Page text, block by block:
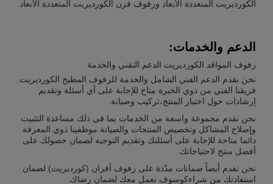
الكورديريت المتعددة الأبعاد ورفوف فرن الكورديريت المتعددة الأبعاد.
الدعم والخدمات:
رفوف المواقد الكورديريت الدعم التقني والخدمة
نحن نقدم الدعم الفني الشامل والخدمة للرفوف المطبخ الكورديريت.
فريقنا الفني من ذوي الخبرة متاح للإجابة على أي أسئلة وتقديم
إرشادات حول اختيار المنتج،تركيب وصيانة.
نحن نقدم مجموعة واسعة من الخدمات بما في ذلك مساعدة التثبيت
وإصلاح المشاكل وتخصيص المنتجات والصيانة.موظفينا ذوي المعرفة
دائما متاحة للإجابة على أسئلتك وتقديم التوجيه لضمان حصولك على
أفضل منتج لاحتياجاتك.
نحن نقدم أيضاً ضمانات مدّدة على رفوف أفران (كورديريت) لضمان
استفادتك من شراءكوسوف نعمل معك لضمان رضاك.